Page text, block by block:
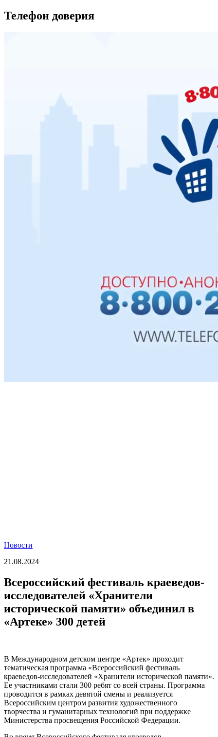
Телефон доверия
Новости
21.08.2024
Всероссийский фестиваль краеведов-
исследователей «Хранители
исторической памяти» объединил в
«Артеке» 300 детей
В Международном детском центре «Артек» проходит
тематическая программа «Всероссийский фестиваль
краеведов-исследователей «Хранители исторической памяти».
Ее участниками стали 300 ребят со всей страны. Программа
проводится в рамках девятой смены и реализуется
Всероссийским центром развития художественного
творчества и гуманитарных технологий при поддержке
Министерства просвещения Российской Федерации.